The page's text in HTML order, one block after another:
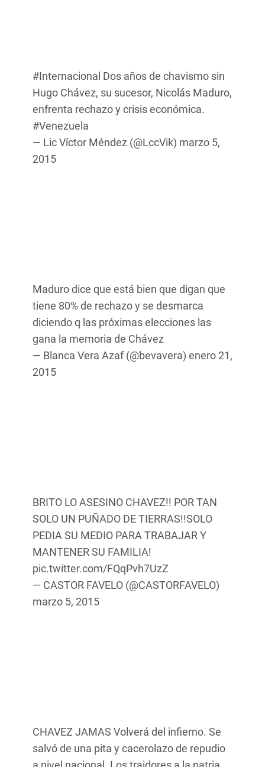
#Internacional Dos años de chavismo sin
Hugo Chávez, su sucesor, Nicolás Maduro,
enfrenta rechazo y crisis económica.
#Venezuela
— Lic Víctor Méndez (@LccVik) marzo 5,
2015
Maduro dice que está bien que digan que
tiene 80% de rechazo y se desmarca
diciendo q las próximas elecciones las
gana la memoria de Chávez
— Blanca Vera Azaf (@bevavera) enero 21,
2015
BRITO LO ASESINO CHAVEZ!! POR TAN
SOLO UN PUÑADO DE TIERRAS!!SOLO
PEDIA SU MEDIO PARA TRABAJAR Y
MANTENER SU FAMILIA!
pic.twitter.com/FQqPvh7UzZ
— CASTOR FAVELO (@CASTORFAVELO)
marzo 5, 2015
CHAVEZ JAMAS Volverá del infierno. Se
salvó de una pita y cacerolazo de repudio